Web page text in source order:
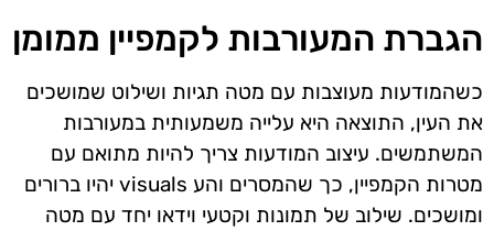
הגברת המעורבות לקמפיין ממומן
כשהמודעות מעוצבות עם מטה תגיות ושילוט שמושכים
את העין, התוצאה היא עלייה משמעותית במעורבות
המשתמשים. עיצוב המודעות צריך להיות מתואם עם
מטרות הקמפיין, כך שהמסרים והע visuals יהיו ברורים
ומושכים. שילוב של תמונות וקטעי וידאו יחד עם מטה